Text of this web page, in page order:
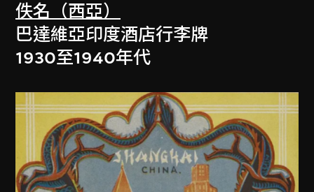
佚名（西亞）
巴達維亞印度酒店行李牌
1930至1940年代